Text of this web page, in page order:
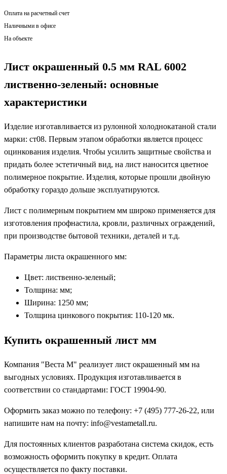
Оплата на расчетный счет
Наличными в офисе
На объекте
Лист окрашенный 0.5 мм RAL 6002
лиственно-зеленый: основные
характеристики
Изделие изготавливается из рулонной холоднокатаной стали
марки: ст08. Первым этапом обработки является процесс
оцинкования изделия. Чтобы усилить защитные свойства и
придать более эстетичный вид, на лист наносится цветное
полимерное покрытие. Изделия, которые прошли двойную
обработку гораздо дольше эксплуатируются.
Лист с полимерным покрытием мм широко применяется для
изготовления профнастила, кровли, различных ограждений,
при производстве бытовой техники, деталей и т.д.
Параметры листа окрашенного мм:
Цвет: лиственно-зеленый;
Толщина: мм;
Ширина: 1250 мм;
Толщина цинкового покрытия: 110-120 мк.
Купить окрашенный лист мм
Компания "Веста М" реализует лист окрашенный мм на
выгодных условиях. Продукция изготавливается в
соответствии со стандартами: ГОСТ 19904-90.
Оформить заказ можно по телефону: +7 (495) 777-26-22, или
напишите нам на почту: info@vestametall.ru.
Для постоянных клиентов разработана система скидок, есть
возможность оформить покупку в кредит. Оплата
осуществляется по факту поставки.